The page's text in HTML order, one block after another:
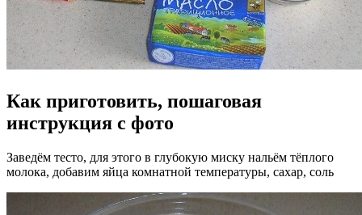
Как приготовить, пошаговая
инструкция с фото
Заведём тесто, для этого в глубокую миску нальём тёплого
молока, добавим яйца комнатной температуры, сахар, соль